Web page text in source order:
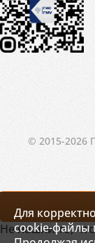
© 2015-2026
Для
cookie-файлы
Не нашли то,